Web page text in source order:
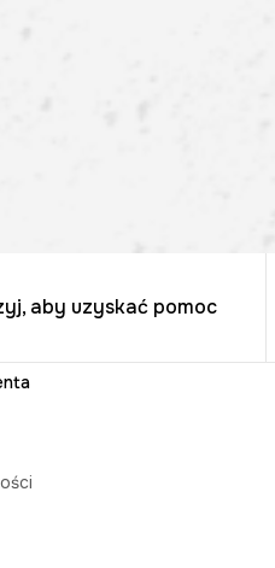
aby uzyskać pomoc